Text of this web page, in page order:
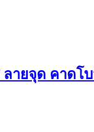
ายจุด คาดโ